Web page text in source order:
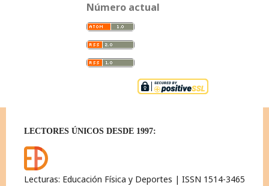
Número actual
LECTORES ÚNICOS DESDE 1997:
Lecturas: Educación Física y Deportes | ISSN 1514-3465